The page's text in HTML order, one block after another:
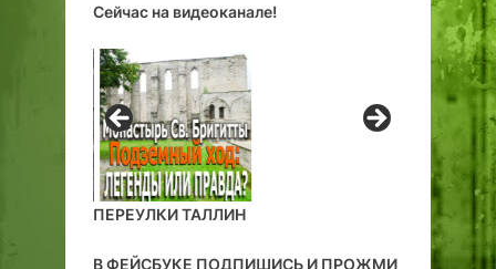
Сейчас на видеоканале!
ПЕРЕУЛКИ ТАЛЛИН
В ФЕЙСБУКЕ ПОДПИШИСЬ И ПРОЖМИ